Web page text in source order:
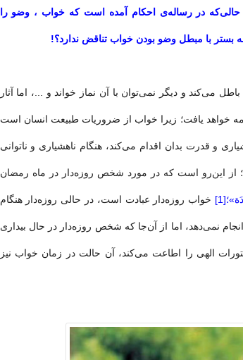
حالی‌که در رساله‌ی احکام آمده است که خواب ، وضو را
بستر با مبطل وضو بودن خواب تناقض ندارد؟!
می‌کند و دیگر نمی‌توان با آن نماز خواند و ...، اما آثار
خواهد یافت؛ زیرا خواب از ضروریات طبیعت انسان است
و قدرت بدان اقدام می‌کند، هنگام ناهشیاری و ناتوانی
از این‌رو است که در مورد شخص روزه‌دار در ماه رمضان
خواب روزه‌دار عبادت است، در حالی روزه‌دار هنگام
نمی‌دهد، اما از آن‌جا که شخص روزه‌دار در حال بیداری
الهی را اطاعت می‌کند، آن حالت در زمان خواب نیز